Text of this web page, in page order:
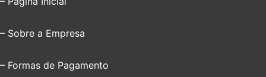
– Sobre a Empresa
– Formas de Pagamento